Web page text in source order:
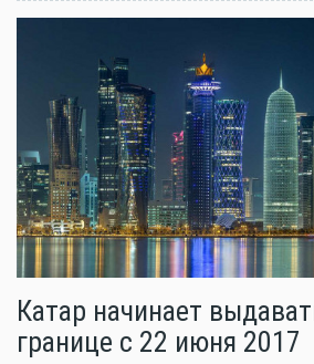
Катар начинает
границе с 22 июня 2017